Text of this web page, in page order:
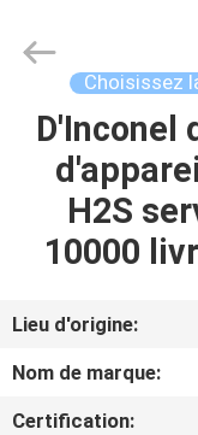
MAISON
PRODUITS
SUJET
DE
NOUS
Tools
Reserved.
Choisissez
D'Inconel
H2S
10000
Lieu d'origine:
Nom de marque:
Certification: